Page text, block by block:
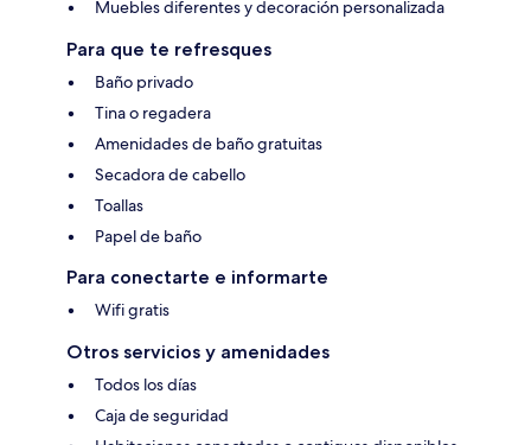
Muebles diferentes y decoración personalizada
Para que te refresques
Baño privado
Tina o regadera
Amenidades de baño gratuitas
Secadora de cabello
Toallas
Papel de baño
Para conectarte e informarte
Wifi gratis
Otros servicios y amenidades
Todos los días
Caja de seguridad